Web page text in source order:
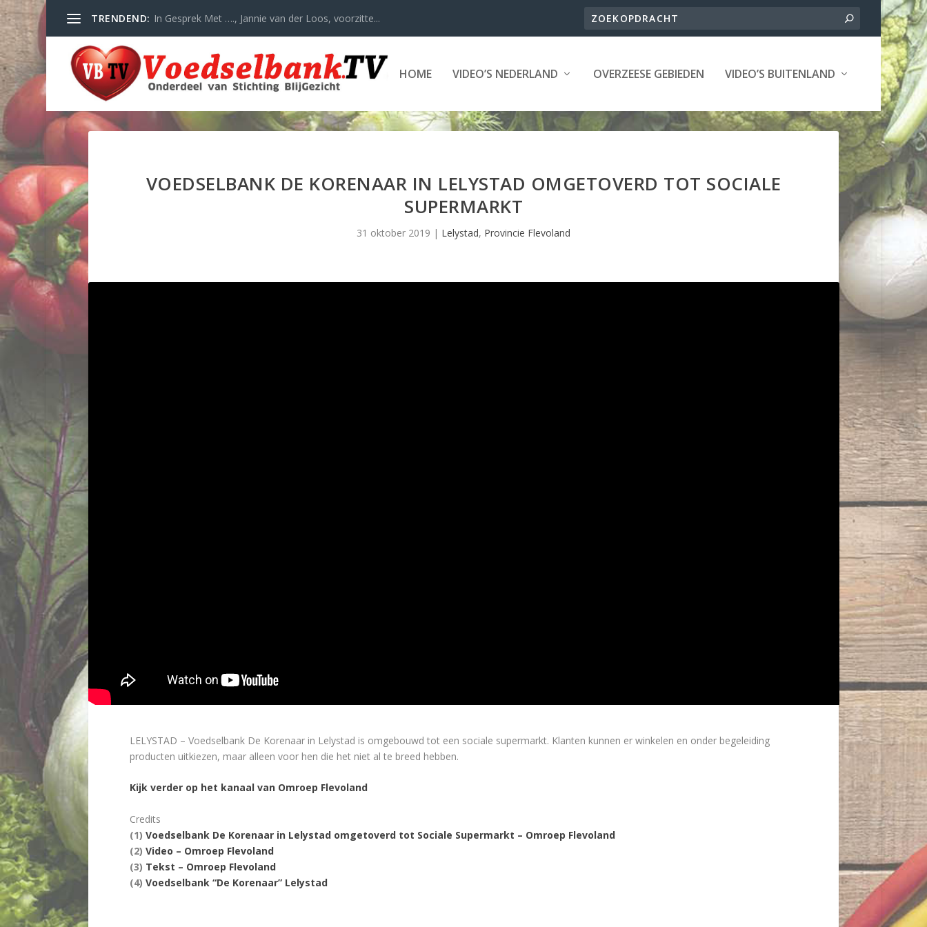
TRENDEND: In Gesprek Met …., Jannie van der Loos, voorzitte...
HOME VIDEO’S NEDERLAND OVERZEESE GEBIEDEN VIDEO’S BUITENLAND
VOEDSELBANK DE KORENAAR IN LELYSTAD OMGETOVERD TOT SOCIALE
SUPERMARKT
31 oktober 2019 | Lelystad, Provincie Flevoland
LELYSTAD – Voedselbank De Korenaar in Lelystad is omgebouwd tot een sociale supermarkt. Klanten kunnen er winkelen en onder begeleiding
producten uitkiezen, maar alleen voor hen die het niet al te breed hebben.
Kijk verder op het kanaal van Omroep Flevoland
Credits
(1) Voedselbank De Korenaar in Lelystad omgetoverd tot Sociale Supermarkt – Omroep Flevoland
(2) Video – Omroep Flevoland
(3) Tekst – Omroep Flevoland
(4) Voedselbank “De Korenaar” Lelystad